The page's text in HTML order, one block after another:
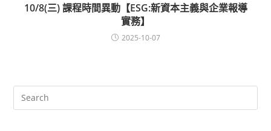
10/8(三) 課程時間異動【ESG:新資本主義與企業報導
實務】
2025-10-07